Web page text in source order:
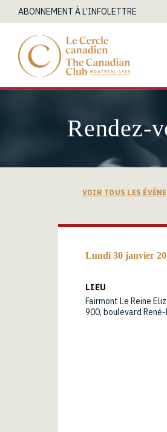
ABONNEMENT À L'INFOLETTRE
Rendez-
VOIR TOUS LES
Lundi 30 janvier
LIEU
Fairmont Le Reine
900, boulevard